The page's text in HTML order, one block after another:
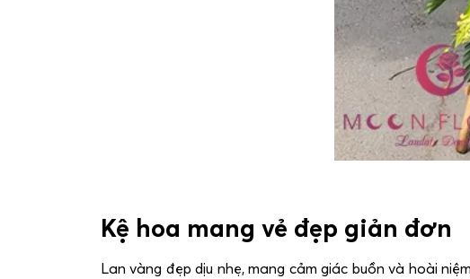
Kệ hoa mang vẻ đẹp giản đơn
Lan vàng đẹp dịu nhẹ, mang cảm giác buồn và hoài